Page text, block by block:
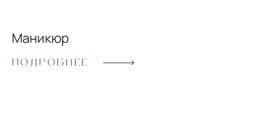
Комфорт, безопасность и высочайшее качество -
вот три главных принципа работы
Маникюр
ПОДРОБНЕЕ